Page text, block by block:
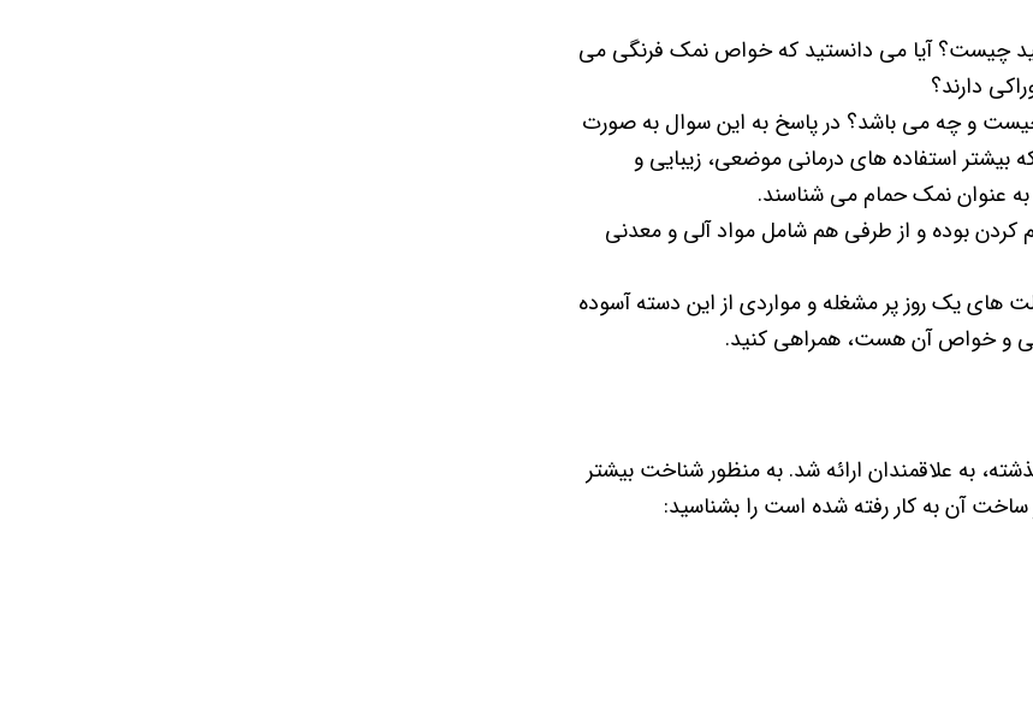
چیست؟ آیا می دانستید که خواص نمک فرنگی می
دارند؟
و چه می باشد؟ در پاسخ به این سوال به صورت
بیشتر استفاده های درمانی موضعی، زیبایی و
به عنوان نمک حمام می شناسند.
بوده و از طرفی هم شامل مواد آلی و معدنی
های یک روز پر مشغله و مواردی از این دسته آسوده
و خواص آن هست، همراهی کنید.
به علاقمندان ارائه شد. به منظور شناخت بیشتر
آن به کار رفته شده است را بشناسید: